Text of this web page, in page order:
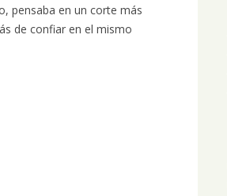
pensaba en un corte más
de confiar en el mismo